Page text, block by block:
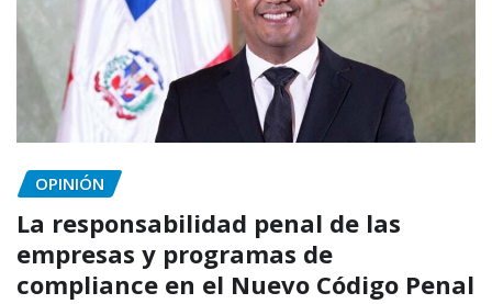
OPINIÓN
La responsabilidad penal de las
empresas y programas de
compliance en el Nuevo Código Penal